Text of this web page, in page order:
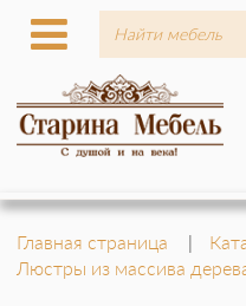
Главная страница
Люстры из массива